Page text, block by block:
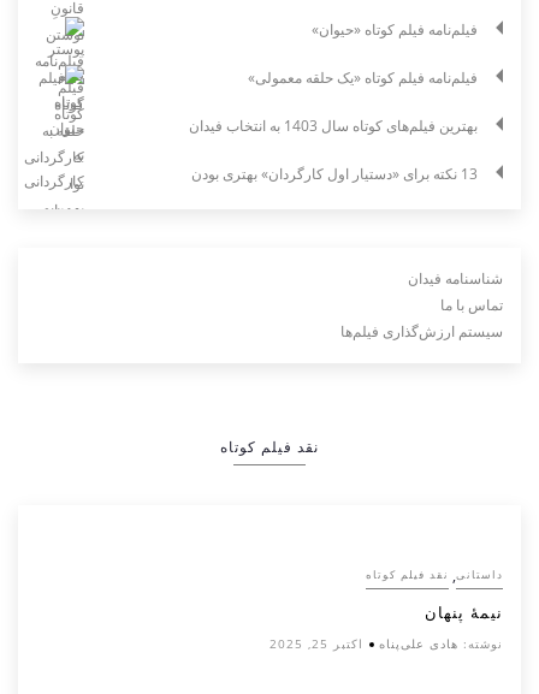
فیلم‌نامه فیلم کوتاه «حیوان»
فیلم‌نامه فیلم کوتاه «یک حلقه معمولی»
بهترین فیلم‌های کوتاه سال 1403 به انتخاب فیدان
13 نکته برای «دستیار اول کارگردان» بهتری بودن
شناسنامه فیدان
تماس با ما
سیستم ارزش‌گذاری فیلم‌ها
نقد فیلم کوتاه
داستانی, نقد فیلم کوتاه
نیمۀ پنهان
نوشته: هادی علی‌پناه اکتبر 25, 2025